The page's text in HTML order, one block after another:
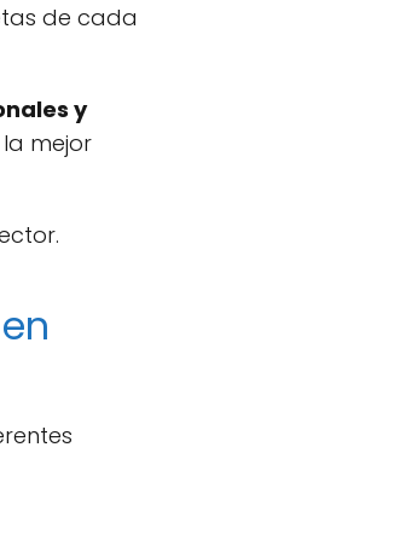
de cada
y
mejor